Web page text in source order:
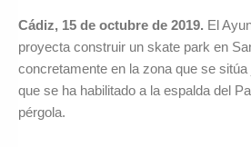
Cádiz, 15 de octubre de 2019. El
proyecta construir un skate park en
concretamente en la zona que se
que se ha habilitado a la espalda del
pérgola.